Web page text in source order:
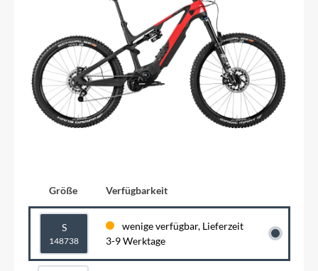
Größe Verfügbarkeit
S
148738
wenige verfügbar, Lieferzeit
3-9 Werktage